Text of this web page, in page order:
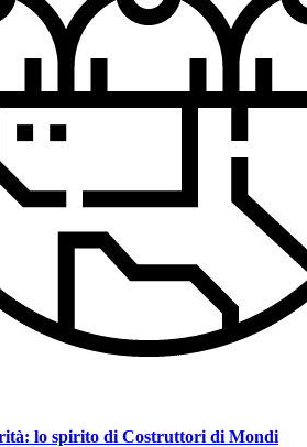
lo spirito di Costruttori di Mondi